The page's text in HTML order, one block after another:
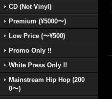
CD (Not Vinyl)
Premium (¥5000〜)
Low Price (〜¥500)
Promo Only !!
White Press Only !!
Mainstream Hip Hop (200
0〜)